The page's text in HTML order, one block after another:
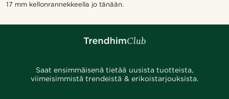
17 mm kellonrannekkeella jo tänään.
Saat ensimmäisenä tietää uusista tuotteista,
viimeisimmistä trendeistä & erikoistarjouksista.